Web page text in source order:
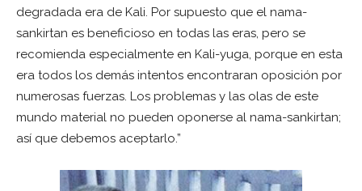
degradada era de Kali. Por supuesto que el nama-
sankirtan es beneficioso en todas las eras, pero se
recomienda especialmente en Kali-yuga, porque en esta
era todos los demás intentos encontraran oposición por
numerosas fuerzas. Los problemas y las olas de este
mundo material no pueden oponerse al nama-sankirtan;
así que debemos aceptarlo.”